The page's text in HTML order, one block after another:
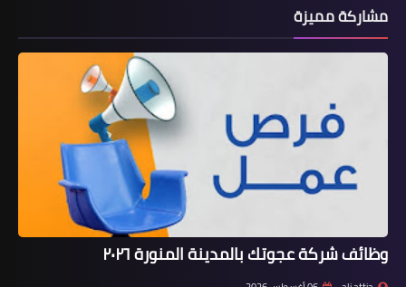
مشاركة مميزة
وظائف شركة عجوتك بالمدينة المنورة ٢٠٢٦